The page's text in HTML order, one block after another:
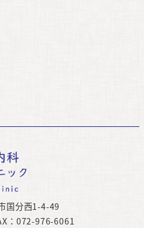
国分西1-4-49
：072-976-6061